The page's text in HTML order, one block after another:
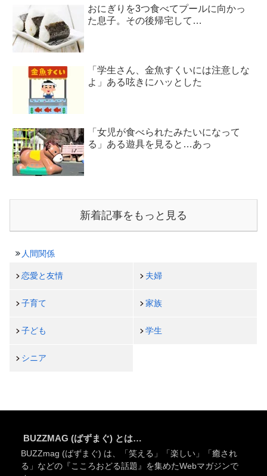
おにぎりを3つ食べてプールに向かっ
た息子。その後帰宅して…
「学生さん、金魚すくいには注意しな
よ」ある呟きにハッとした
「女児が食べられたみたいになって
る」ある遊具を見ると…あっ
新着記事をもっと見る
人間関係
恋愛と友情 夫婦
子育て 家族
子ども 学生
シニア
BUZZMAG (ばずまぐ) とは…
BUZZmag (ばずまぐ) は、「笑える」「楽しい」「癒され
る」などの『こころおどる話題』を集めたWebマガジンで